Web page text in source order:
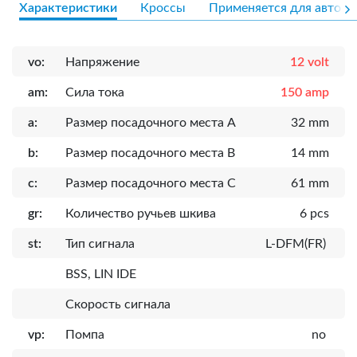
Характеристики Кроссы Применяется для авто
vo: Напряжение 12 volt
am: Сила тока 150 amp
a: Размер посадочного места A 32 mm
b: Размер посадочного места B 14 mm
c: Размер посадочного места C 61 mm
gr: Количество ручьев шкива 6 pcs
st: Тип сигнала L-DFM(FR)
BSS, LIN IDE
Скорость сигнала
vp: Помпа no